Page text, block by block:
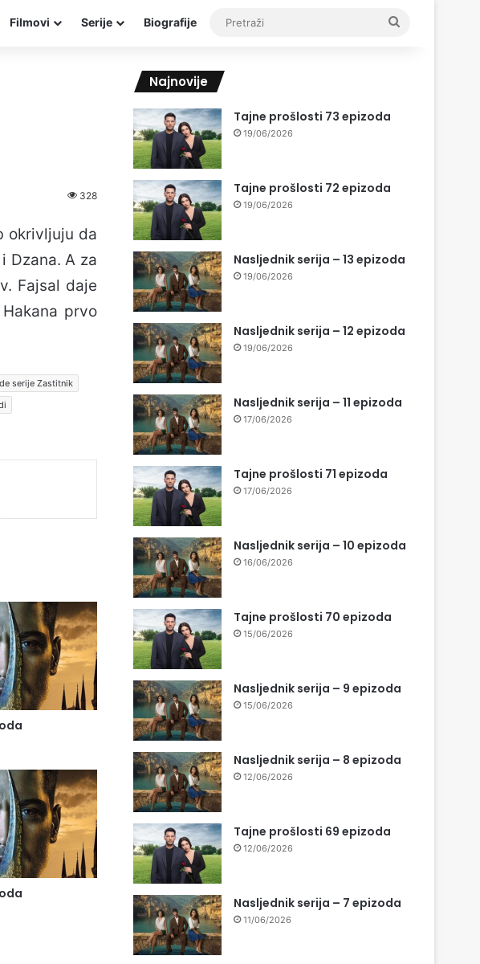
Filmovi Serije Biografije
328
okrivljuju da
Dzana. A za
Fajsal daje
prvo
serije Zastitnik
Najnovije
Tajne prošlosti 73 epizoda
19/06/2026
Tajne prošlosti 72 epizoda
19/06/2026
Nasljednik serija – 13 epizoda
19/06/2026
Nasljednik serija – 12 epizoda
19/06/2026
Nasljednik serija – 11 epizoda
17/06/2026
Tajne prošlosti 71 epizoda
17/06/2026
Nasljednik serija – 10 epizoda
16/06/2026
Tajne prošlosti 70 epizoda
15/06/2026
Nasljednik serija – 9 epizoda
15/06/2026
Nasljednik serija – 8 epizoda
12/06/2026
Tajne prošlosti 69 epizoda
12/06/2026
Nasljednik serija – 7 epizoda
11/06/2026